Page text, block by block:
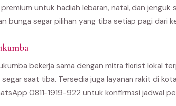
untuk hadiah lebaran, natal, dan jenguk
bunga segar pilihan yang tiba setiap pagi dari
bekerja sama dengan mitra florist lokal
saat tiba. Tersedia juga layanan rakit di
0811-1919-922 untuk konfirmasi jadwal